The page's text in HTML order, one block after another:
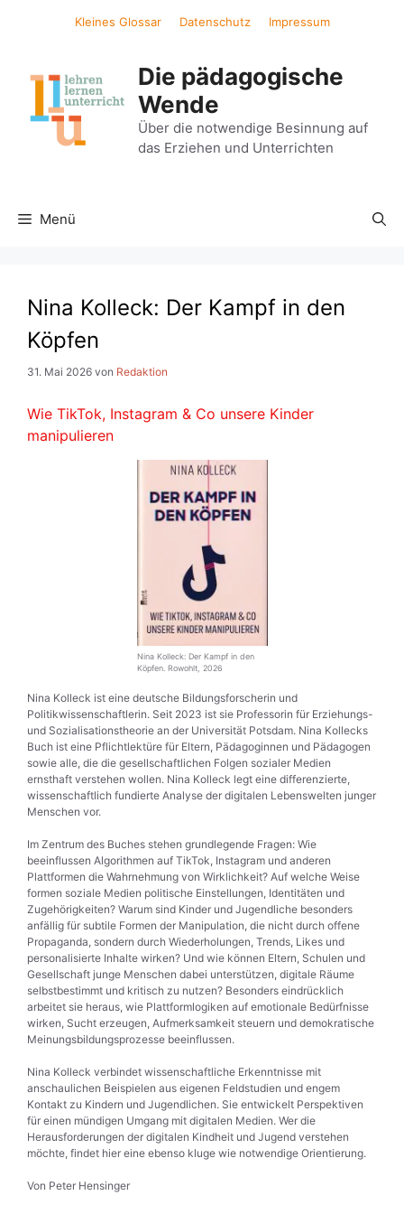
Kleines Glossar Datenschutz Impressum
Die pädagogische
Wende
Über die notwendige Besinnung auf
das Erziehen und Unterrichten
Menü
Nina Kolleck: Der Kampf in den
Köpfen
31. Mai 2026 von Redaktion
Wie TikTok, Instagram & Co unsere Kinder
manipulieren
Nina Kolleck: Der Kampf in den
Köpfen. Rowohlt, 2026
Nina Kolleck ist eine deutsche Bildungsforscherin und
Politikwissenschaftlerin. Seit 2023 ist sie Professorin für Erziehungs-
und Sozialisationstheorie an der Universität Potsdam. Nina Kollecks
Buch ist eine Pflichtlektüre für Eltern, Pädagoginnen und Pädagogen
sowie alle, die die gesellschaftlichen Folgen sozialer Medien
ernsthaft verstehen wollen. Nina Kolleck legt eine differenzierte,
wissenschaftlich fundierte Analyse der digitalen Lebenswelten junger
Menschen vor.
Im Zentrum des Buches stehen grundlegende Fragen: Wie
beeinflussen Algorithmen auf TikTok, Instagram und anderen
Plattformen die Wahrnehmung von Wirklichkeit? Auf welche Weise
formen soziale Medien politische Einstellungen, Identitäten und
Zugehörigkeiten? Warum sind Kinder und Jugendliche besonders
anfällig für subtile Formen der Manipulation, die nicht durch offene
Propaganda, sondern durch Wiederholungen, Trends, Likes und
personalisierte Inhalte wirken? Und wie können Eltern, Schulen und
Gesellschaft junge Menschen dabei unterstützen, digitale Räume
selbstbestimmt und kritisch zu nutzen? Besonders eindrücklich
arbeitet sie heraus, wie Plattformlogiken auf emotionale Bedürfnisse
wirken, Sucht erzeugen, Aufmerksamkeit steuern und demokratische
Meinungsbildungsprozesse beeinflussen.
Nina Kolleck verbindet wissenschaftliche Erkenntnisse mit
anschaulichen Beispielen aus eigenen Feldstudien und engem
Kontakt zu Kindern und Jugendlichen. Sie entwickelt Perspektiven
für einen mündigen Umgang mit digitalen Medien. Wer die
Herausforderungen der digitalen Kindheit und Jugend verstehen
möchte, findet hier eine ebenso kluge wie notwendige Orientierung.
Von Peter Hensinger